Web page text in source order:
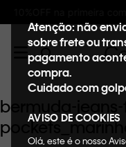
Atenção: não
sobre frete ou
pagamento
compra.
Cuidado com
AVISO DE COOKIES
Olá, este é o nosso
bermuda-